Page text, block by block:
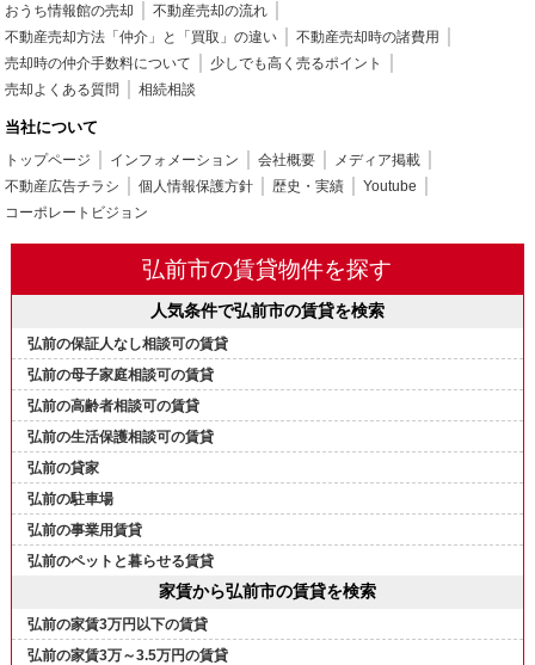
おうち情報館の売却
不動産売却の流れ
不動産売却方法「仲介」と「買取」の違い
不動産売却時の諸費用
売却時の仲介手数料について
少しでも高く売るポイント
売却よくある質問
相続相談
当社について
トップページ インフォメーション 会社概要
メディア掲載
不動産広告チラシ
個人情報保護方針 歴史・実績
Youtube
コーポレートビジョン
弘前市の賃貸物件を探す
人気条件で弘前市の賃貸を検索
弘前の保証人なし相談可の賃貸
弘前の母子家庭相談可の賃貸
弘前の高齢者相談可の賃貸
弘前の生活保護相談可の賃貸
弘前の貸家
弘前の駐車場
弘前の事業用賃貸
弘前のペットと暮らせる賃貸
家賃から弘前市の賃貸を検索
弘前の家賃3万円以下の賃貸
弘前の家賃3万～3.5万円の賃貸